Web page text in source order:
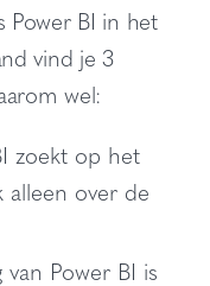
Power BI in het
vind je 3
wel:
zoekt op het
alleen over de
Power BI is